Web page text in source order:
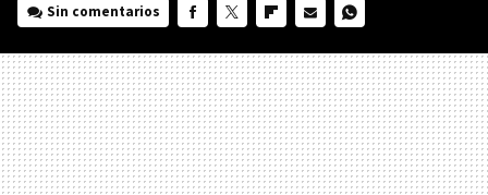
Sin comentarios
MAIL